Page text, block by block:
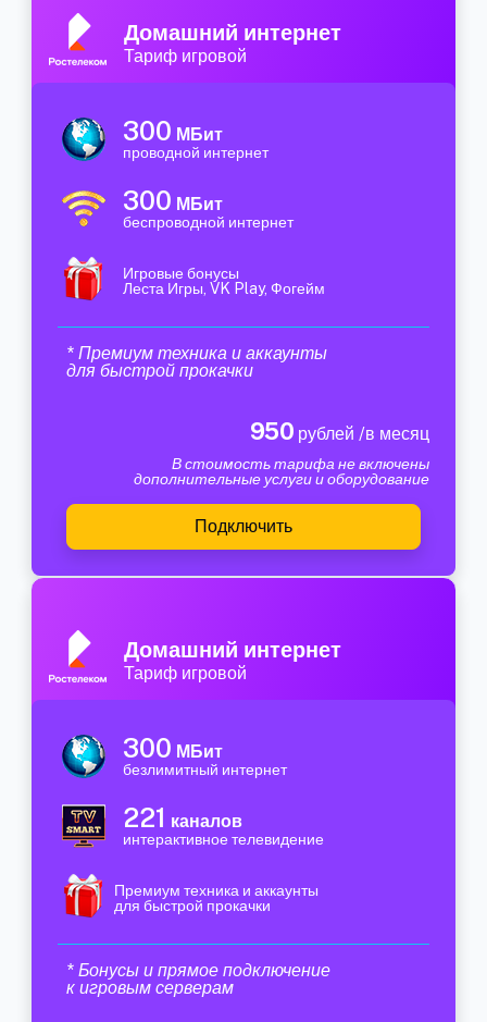
Домашний интернет
Тариф игровой
300 МБит
проводной интернет
300 МБит
беспроводной интернет
Игровые бонусы
Леста Игры, VK Play, Фогейм
* Премиум техника и аккаунты
для быстрой прокачки
950 рублей /в месяц
В стоимость тарифа не включены
дополнительные услуги и оборудование
Подключить
Домашний интернет
Тариф игровой
300 МБит
безлимитный интернет
221 каналов
интерактивное телевидение
Премиум техника и аккаунты
для быстрой прокачки
* Бонусы и прямое подключение
к игровым серверам